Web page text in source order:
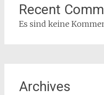
Recent
Es sind keine
Archives